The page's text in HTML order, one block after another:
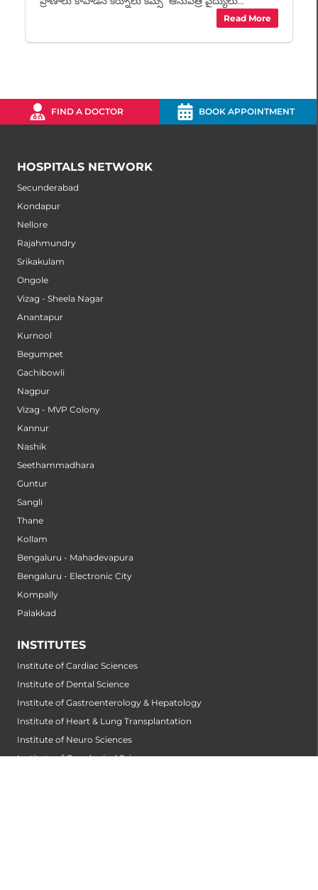
Read More
FIND A DOCTOR BOOK APPOINTMENT
HOSPITALS NETWORK
Secunderabad
Kondapur
Nellore
Rajahmundry
Srikakulam
Ongole
Vizag - Sheela Nagar
Anantapur
Kurnool
Begumpet
Gachibowli
Nagpur
Vizag - MVP Colony
Kannur
Nashik
Seethammadhara
Guntur
Sangli
Thane
Kollam
Bengaluru - Mahadevapura
Bengaluru - Electronic City
Kompally
Palakkad
INSTITUTES
Institute of Cardiac Sciences
Institute of Dental Science
Institute of Gastroenterology & Hepatology
Institute of Heart & Lung Transplantation
Institute of Neuro Sciences
Institute of Oncological Sciences